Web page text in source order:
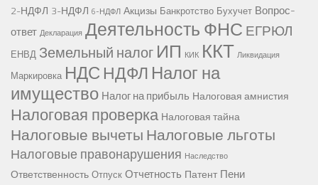
2-НДФЛ 3-НДФЛ 6-НДФЛ Акцизы Банкротство Бухучет Вопрос-
ответ Декларация Деятельность ФНС ЕГРЮЛ
ЕНВД Земельный налог ИП КИК ККТ Ликвидация
Маркировка НДС НДФЛ Налог на
имущество Налог на прибыль Налоговая амнистия
Налоговая проверка Налоговая тайна
Налоговые вычетыНалоговые льготы
Налоговые правонарушения Наследство
Ответственность Отпуск Отчетность Патент Пени